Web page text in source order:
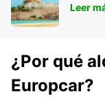
Leer
¿Por qué
Europcar?